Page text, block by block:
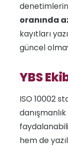
oranında
kayıtları
güncel
YBS
ISO 10002
hem de